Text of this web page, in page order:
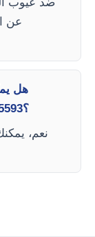
عن
هل
Precision Balance YR05588 // YR05593؟
نعم،